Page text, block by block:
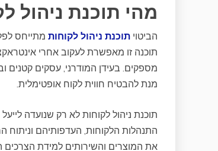
מהי תוכנת ניהול
הביטוי תוכנת ניהול לקוחות מתייחס
תוכנה זו מאפשרת לעקוב אחרי
מספקים. בעידן המודרני, עסקים קטנים
מנת להבטיח חווית לקוח אופטימלית.
תוכנת ניהול לקוחות לא רק שנועדה
התנהלות הלקוחות, העדפותיהם וניתוח
את המוצרים והשירותים למידת הצרכים